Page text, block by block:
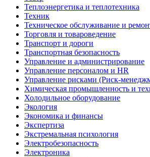
Теплоэнергетика и теплотехника
Техник
Техническое обслуживание и
Торговля и товароведение
Транспорт и дороги
Транспортная безопасность
Управление и администрирование
Управление персоналом и HR
Управление рисками (Риск-
Химическая промышленность и
Холодильное оборудование
Экология
Экономика и финансы
Экспертиза
Экстремальная психология
Электробезопасность
Электроника